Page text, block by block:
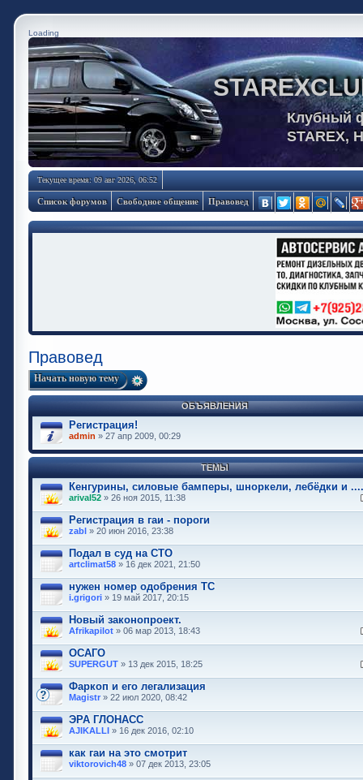
Loading
Клубный
STAREX,
Текущее время: 09 авг 2026, 06:52
Список форумов Свободное общение Правовед
Правовед
Начать новую тему
ОБЪЯВЛЕНИЯ
Регистрация!
admin » 27 апр 2009, 00:29
ТЕМЫ
Кенгурины, силовые бамперы, шноркели, лебёдки и
arival52 » 26 ноя 2015, 11:38
Регистрация в гаи - пороги
zabl » 20 июн 2016, 23:38
Подал в суд на СТО
artclimat58 » 16 дек 2021, 21:50
нужен номер одобрения ТС
i.grigori » 19 май 2017, 20:15
Новый законопроект.
Аfrikapilot » 06 мар 2013, 18:43
ОСАГО
SUPERGUT » 13 дек 2015, 18:25
Фаркоп и его легализация
Magistr » 22 июл 2020, 08:42
ЭРА ГЛОНАСС
AJIKALLI » 16 дек 2016, 02:10
как гаи на это смотрит
viktorovich48 » 07 дек 2013, 23:05